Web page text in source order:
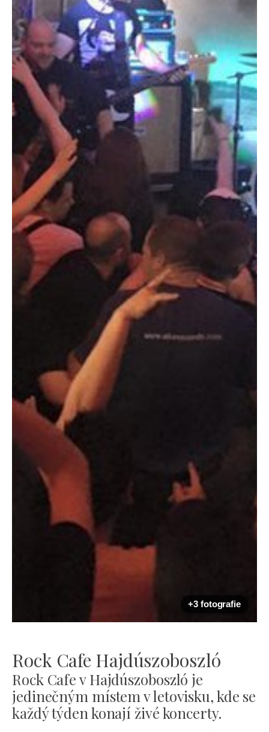
+3 fotografie
Rock Cafe Hajdúszoboszló
Rock Cafe v Hajdúszoboszló je
jedinečným místem v letovisku, kde se
každý týden konají živé koncerty.